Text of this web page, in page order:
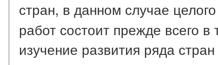
стран, в данном случае
работ состоит прежде всего
изучение развития ряда